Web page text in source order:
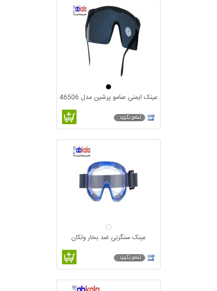
عینک ایمنی صامو پرشین مدل 46506
عینک سنگزنی ضد بخار ولکان